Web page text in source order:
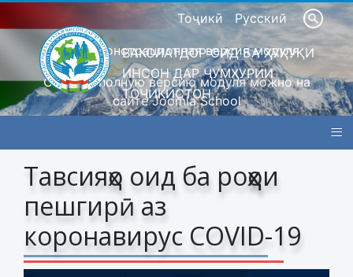
Тоҷикӣ Русский
Это демонстрационная версия модуля
Скачать полную версию модуля можно на
сайте Joomla School
ВАКОЛАТДОР ОИД БА ҲУҚУҚИ
ИНСОН ДАР ҶУМҲУРИИ
ТОҶИКИСТОН
≡
Тавсияҳо оид ба роҳҳои
пешгирӣ аз
коронавирус COVID-19